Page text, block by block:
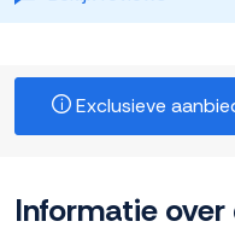
Exclusieve
Informatie